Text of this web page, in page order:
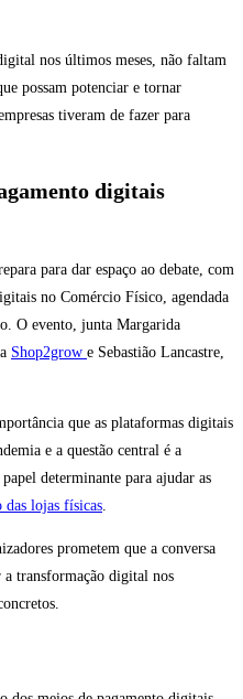
nos últimos meses, não faltam
possam potenciar e tornar
tiveram de fazer para
digitais
para dar espaço ao debate, com
no Comércio Físico, agendada
O evento, junta Margarida
Shop2grow e Sebastião Lancastre,
que as plataformas digitais
e a questão central é a
determinante para ajudar as
das lojas físicas
prometem que a conversa
a transformação digital nos